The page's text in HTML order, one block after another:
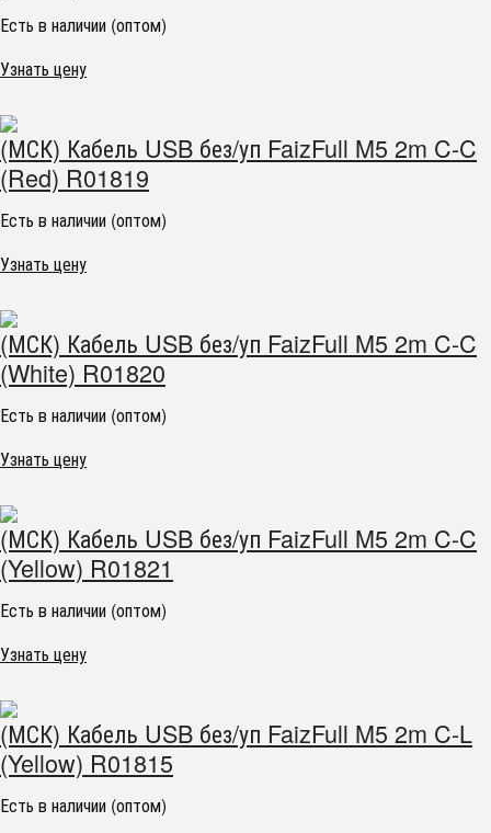
Есть в наличии (оптом)
Узнать цену
(МСК) Кабель USB без/уп FaizFull M5 2m C-C
(Red) R01819
Есть в наличии (оптом)
Узнать цену
(МСК) Кабель USB без/уп FaizFull M5 2m C-C
(White) R01820
Есть в наличии (оптом)
Узнать цену
(МСК) Кабель USB без/уп FaizFull M5 2m C-C
(Yellow) R01821
Есть в наличии (оптом)
Узнать цену
(МСК) Кабель USB без/уп FaizFull M5 2m C-L
(Yellow) R01815
Есть в наличии (оптом)